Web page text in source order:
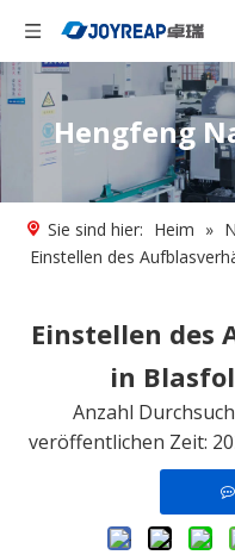
Hengfeng
Sie sind hier: Heim »
Einstellen des
Einstellen des
in
Anzahl
veröffentlichen Zeit: